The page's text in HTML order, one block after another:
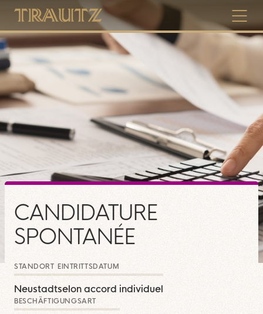
À PROPOS DE TRAUTZ
DATES
NOUVELLES & ANNONCES
SERVICE & TÉLÉCHARGEMENTS
CANDIDATURE
SPONTANÉE
STANDORT
Neustadt
EINTRITTSDATUM
selon accord individuel
BESCHÄFTIGUNGSART